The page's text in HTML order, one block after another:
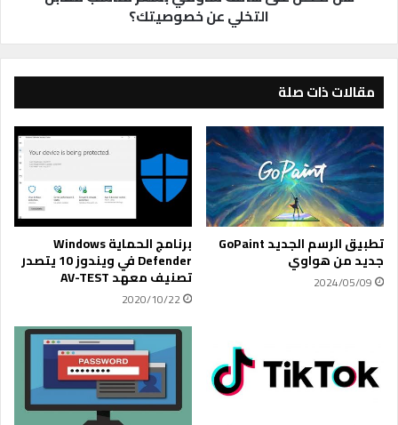
ة
W
h
i
t
e
H
a
t
H
a
c
k
e
خ
ص
ف
ش
و
م
ي
ب
س
ع
ر
م
ن
ا
س
التخلي عن خصوصيتك؟
مقالات ذات صلة
تطبيق الرسم الجديد GoPaint
جديد من هواوي
2024/05/09
برنامج الحماية Windows
Defender في ويندوز 10 يتصدر
تصنيف معهد AV-TEST
2020/10/22